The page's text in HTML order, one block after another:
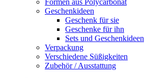
Formen aus Polycarbonat
Geschenkideen
Geschenk für sie
Geschenke für ihn
Sets und Geschenkideen
Verpackung
Verschiedene Süßigkeiten
Zubehör / Ausstattung